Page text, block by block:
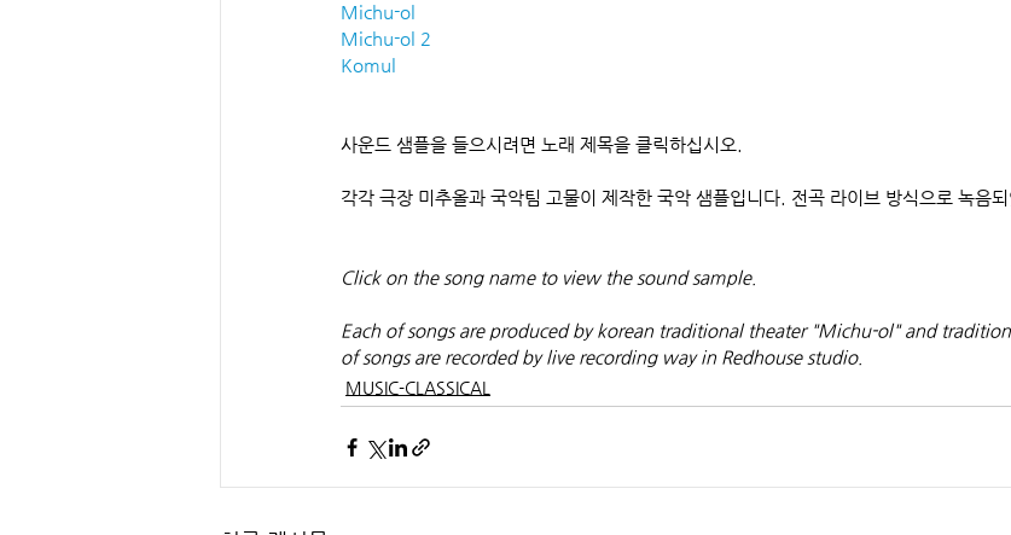
Michu-ol
Michu-ol 2
Komul
사운드 샘플을 들으시려면 노래 제목을 클릭하십시오.
각각 극장 미추올과 국악팀 고물이 제작한 국악 샘플입니다. 전곡 라이브 방식으로 녹음되
Click on the song name to view the sound sample.
Each of songs are produced by korean traditional theater "Michu-ol" and
of songs are recorded by live recording way in Redhouse studio.
MUSIC-CLASSICAL